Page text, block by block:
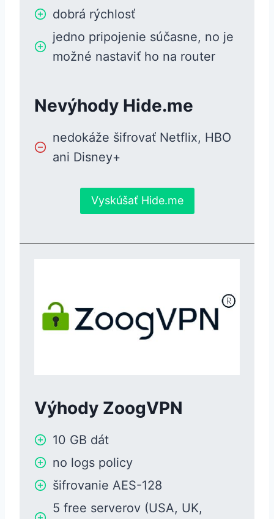
dobrá rýchlosť
jedno pripojenie súčasne, no je
možné nastaviť ho na router
Nevýhody Hide.me
nedokáže šifrovať Netflix, HBO
ani Disney+
Vyskúšať Hide.me
Výhody ZoogVPN
10 GB dát
no logs policy
šifrovanie AES-128
5 free serverov (USA, UK,